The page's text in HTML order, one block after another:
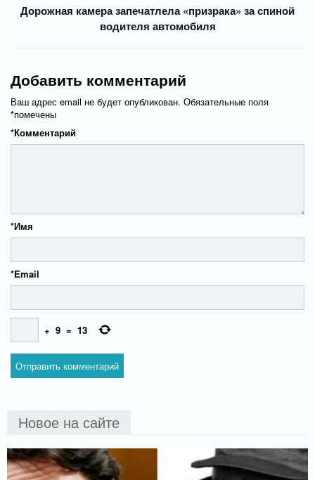
Дорожная камера запечатлела «призрака» за спиной
водителя автомобиля
Добавить комментарий
Ваш адрес email не будет опубликован. Обязательные поля
помечены
*
Комментарий
*
Имя
*
Email
*
+ 9 = 13
Новое на сайте